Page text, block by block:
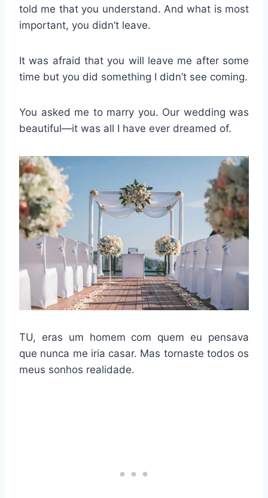
told me that you understand. And what is most
important, you didn’t leave.
It was afraid that you will leave me after some
time but you did something I didn’t see coming.
You asked me to marry you. Our wedding was
beautiful—it was all I have ever dreamed of.
TU, eras um homem com quem eu pensava
que nunca me iria casar. Mas tornaste todos os
meus sonhos realidade.